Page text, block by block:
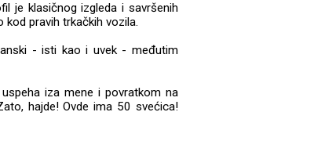
je klasičnog izgleda i savršenih
kod pravih trkačkih vozila.
- isti kao i uvek - međutim
iza mene i povratkom na
hajde! Ovde ima 50 svećica!